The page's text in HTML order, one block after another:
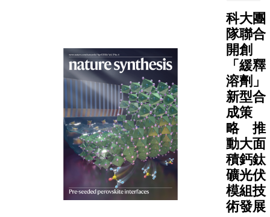
教授翟元
教授，成
開發全球
個DNA
的
Cas系統
現可編程
RNA靶向
切割，扭
傳統
系統以
作為引導
靶向目標
DNA的方
科大團
隊聯合
開創
「緩釋
溶劑」
新型合
成策
略 推
動大面
積鈣鈦
礦光伏
模組技
術發展